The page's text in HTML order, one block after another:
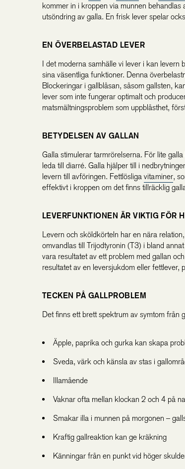
kommer in i kroppen via munnen
utsöndring av galla. En frisk lever spelar
EN ÖVERBELASTAD LEVER
I det moderna samhälle vi lever i kan
sina väsentliga funktioner. Denna
Blockeringar i gallblåsan, såsom gallsten,
lever som inte fungerar optimalt och
matsmältningsproblem som uppblåsthet,
BETYDELSEN AV GALLAN
Galla stimulerar tarmrörelserna. För lite
leda till diarré. Galla hjälper till i
levern till avföringen. Fettlösliga vitaminer,
effektivt i kroppen om det finns tillräcklig
LEVERFUNKTIONEN ÄR VIKTIG FÖR
Levern och sköldkörteln har en nära
omvandlas till Trijodtyronin (T3) i bland
vara resultatet av ett problem med gallan
resultatet av en leversjukdom eller fettlever,
TECKEN PÅ GALLPROBLEM
Det finns ett brett spektrum av symtom från
Äpple, paprika och gurka kan skapa
Sveda, värk och känsla av stas i
Illamående
Vaknar ofta mellan klockan 2 och 4 på
Smakar illa i munnen på morgonen –
Kraftig gallreaktion kan ge kräkning
Känningar från en punkt vid höger